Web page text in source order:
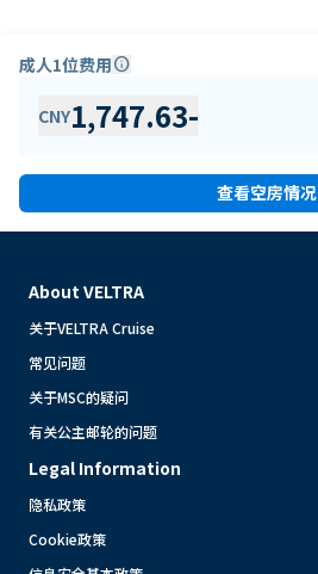
成人1位费用info
CNY1,747.63-
查看空房情况
About VELTRA
关于VELTRA Cruise
常见问题
关于MSC的疑问
有关公主邮轮的问题
Legal Information
隐私政策
Cookie政策